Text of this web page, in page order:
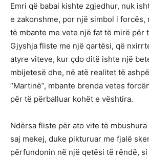
Emri që babai kishte zgjedhur, nuk
e zakonshme, por një simbol i forcës,
të mbante me vete një fat të mirë për
Gjyshja fliste me një qartësi, që
atyre viteve, kur çdo ditë ishte një
mbijetesë dhe, në atë realitet të
“Martinë”, mbante brenda vetes
për të përballuar kohët e vështira.
Ndërsa fliste për ato vite të
saj mekej, duke pikturuar me fjalë
përfundonin në një qetësi të rëndë,